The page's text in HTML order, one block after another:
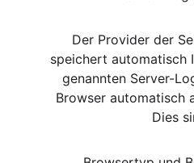
Der Provider der
speichert automatisch
genannten Server-
Browser automatisch
Dies